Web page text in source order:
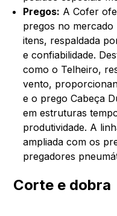
Pregos: A Cofer
pregos no mercado
itens, respaldada
e confiabilidade.
como o Telheiro,
vento,
e o prego Cabeça
em estruturas
produtividade. A
ampliada com os
pregadores
Corte e dobra